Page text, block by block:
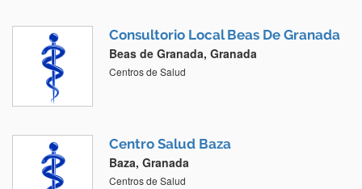
Consultorio Local Beas De Granada
Beas de Granada, Granada
Centros de Salud
Centro Salud Baza
Baza, Granada
Centros de Salud